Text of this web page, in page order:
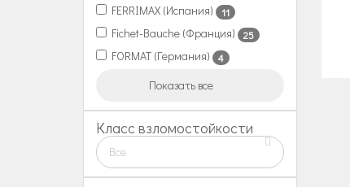
FERRIMAX (Испания) 11
Fichet-Bauche (Франция) 25
FORMAT (Германия) 4
Показать все
Класс взломостойкости
Все